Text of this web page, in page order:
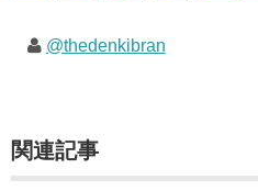
@thedenkibran
関連記事